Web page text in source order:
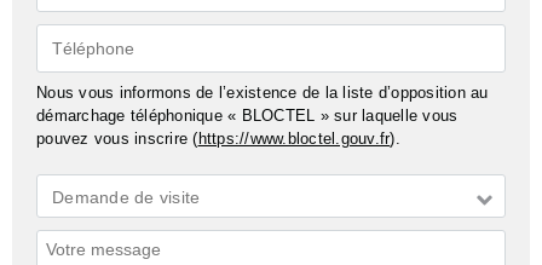
mail*
Téléphone
Nous vous informons de l’existence de la liste d’opposition au
démarchage téléphonique « BLOCTEL » sur laquelle vous
pouvez vous inscrire (https://www.bloctel.gouv.fr).
Demande
*
Demande de visite
Commentaires